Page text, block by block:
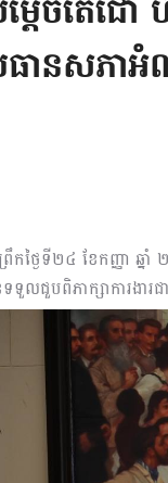
ដេចតេជោ
ធានសភា
កថ្ងៃទី២៤ ខែកញ្ញា ឆ្ន
ទទួលជួបពិភាក្សាការង